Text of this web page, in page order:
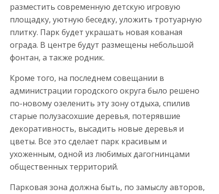
разместить современную детскую игровую
площадку, уютную беседку, уложить тротуарную
плитку. Парк будет украшать новая кованая
ограда. В центре будут размещены небольшой
фонтан, а также родник.
Кроме того, на последнем совещании в
администрации городского округа было решено
по-новому озеленить эту зону отдыха, спилив
старые полузасохшие деревья, потерявшие
декоративность, высадить новые деревья и
цветы. Все это сделает парк красивым и
ухоженным, одной из любимых дагогнинцами
общественных территорий.
Парковая зона должна быть, по замыслу авторов,